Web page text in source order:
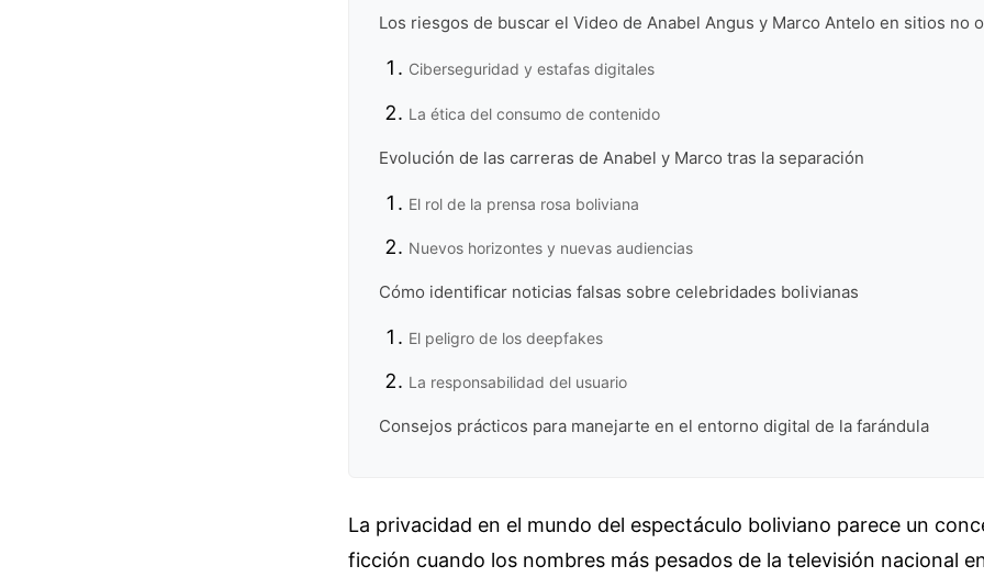
Los riesgos de buscar el Video de Anabel Angus y Marco Antelo en sitios no
Ciberseguridad y estafas digitales
La ética del consumo de contenido
Evolución de las carreras de Anabel y Marco tras la separación
El rol de la prensa rosa boliviana
Nuevos horizontes y nuevas audiencias
Cómo identificar noticias falsas sobre celebridades bolivianas
El peligro de los deepfakes
La responsabilidad del usuario
Consejos prácticos para manejarte en el entorno digital de la farándula
La privacidad en el mundo del espectáculo boliviano parece un
ficción cuando los nombres más pesados de la televisión nacional